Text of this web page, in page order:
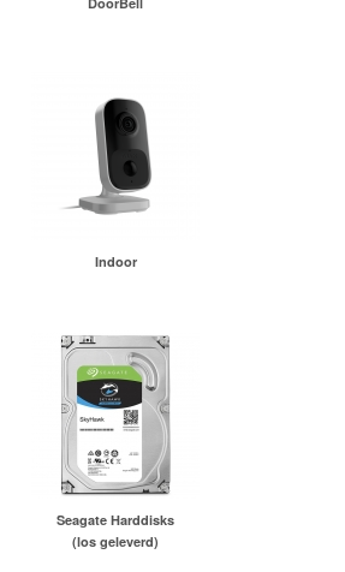
Indoor
Seagate Harddisks
(los geleverd)